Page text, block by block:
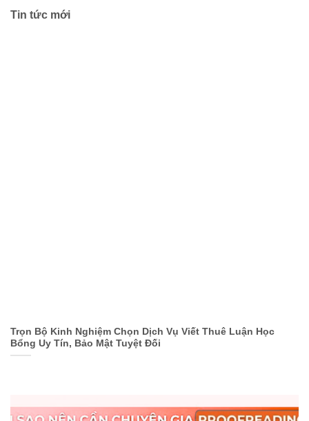
Tin tức mới
Trọn Bộ Kinh Nghiệm Chọn Dịch Vụ Viết Thuê Luận Học
Bổng Uy Tín, Bảo Mật Tuyệt Đối